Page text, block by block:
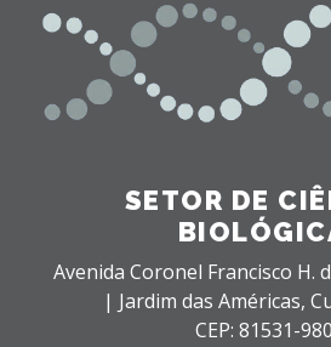
SETOR DE
Avenida Coronel Francisco H.
| Jardim das Américas,
CEP: 81531-